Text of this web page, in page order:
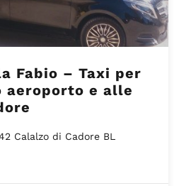
Fabio – Taxi per
e alle
Calalzo di Cadore BL